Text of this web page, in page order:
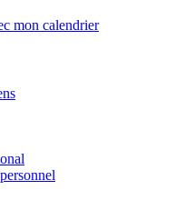
mon calendrier